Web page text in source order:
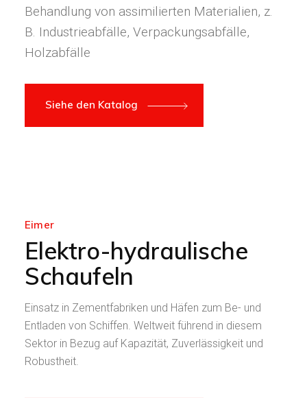
Behandlung von assimilierten Materialien, z.
B. Industrieabfälle, Verpackungsabfälle,
Holzabfälle
Siehe den Katalog
Eimer
Elektro-hydraulische
Schaufeln
Einsatz in Zementfabriken und Häfen zum Be- und
Entladen von Schiffen. Weltweit führend in diesem
Sektor in Bezug auf Kapazität, Zuverlässigkeit und
Robustheit.